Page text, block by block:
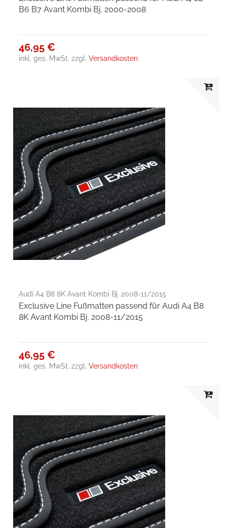
B6 B7 Avant Kombi Bj. 2000-2008
46,95 €
inkl. ges. MwSt. zzgl.Versandkosten
Audi A4 B8 8K Avant Kombi Bj. 2008-11/2015
Exclusive Line Fußmatten passend für Audi A4 B8
8K Avant Kombi Bj. 2008-11/2015
46,95 €
inkl. ges. MwSt. zzgl.Versandkosten